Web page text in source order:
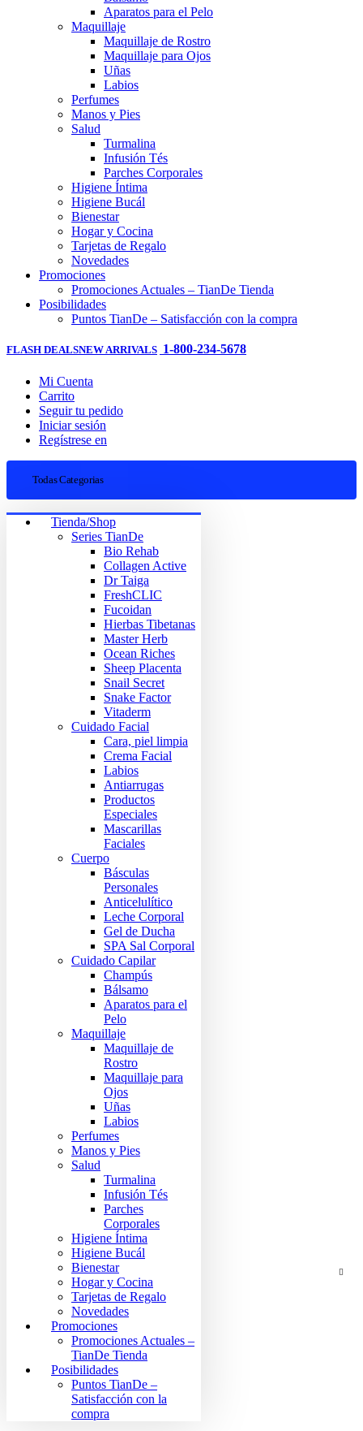
Aparatos para el Pelo
Maquillaje
Maquillaje de Rostro
Maquillaje para Ojos
Uñas
Labios
Perfumes
Manos y Pies
Salud
Turmalina
Infusión Tés
Parches Corporales
Higiene Íntima
Higiene Bucál
Bienestar
Hogar y Cocina
Tarjetas de Regalo
Novedades
Promociones
Promociones Actuales – TianDe Tienda
Posibilidades
Puntos TianDe – Satisfacción con la compra
FLASH DEALSNEW ARRIVALS 1-800-234-5678
Mi Cuenta
Carrito
Seguir tu pedido
Iniciar sesión
Regístrese en
Todas Categorias
Tienda/Shop
Series TianDe
Bio Rehab
Collagen Active
Dr Taiga
FreshCLIC
Fucoidan
Hierbas Tibetanas
Master Herb
Ocean Riches
Sheep Placenta
Snail Secret
Snake Factor
Vitaderm
Cuidado Facial
Cara, piel limpia
Crema Facial
Labios
Antiarrugas
Productos
Especiales
Mascarillas
Faciales
Cuerpo
Básculas
Personales
Anticelulítico
Leche Corporal
Gel de Ducha
SPA Sal Corporal
Cuidado Capilar
Champús
Bálsamo
Aparatos para el
Pelo
Maquillaje
Maquillaje de
Rostro
Maquillaje para
Ojos
Uñas
Labios
Perfumes
Manos y Pies
Salud
Turmalina
Infusión Tés
Parches
Corporales
Higiene Íntima
Higiene Bucál
Bienestar
Hogar y Cocina
Tarjetas de Regalo
Novedades
Promociones
Promociones Actuales –
TianDe Tienda
Posibilidades
Puntos TianDe –
Satisfacción con la
compra